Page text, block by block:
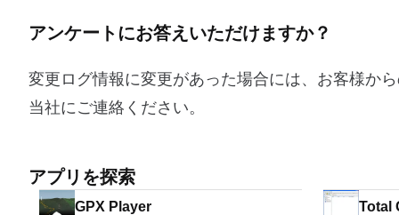
アンケートにお答えいただけますか？
変更ログ情報に変更があった場合には、お客様か
当社にご連絡ください。
アプリを探索
GPX Player Total